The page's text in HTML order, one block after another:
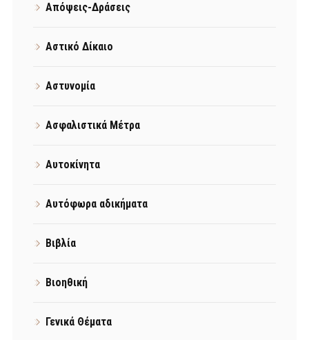
Απόψεις-Δράσεις
Αστικό Δίκαιο
Αστυνομία
Ασφαλιστικά Μέτρα
Αυτοκίνητα
Αυτόφωρα αδικήματα
Βιβλία
Βιοηθική
Γενικά Θέματα